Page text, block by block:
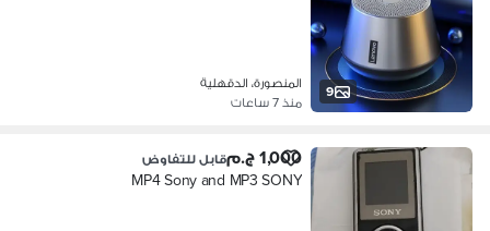
9
المنصورة، الدقهلية
منذ 7 ساعات
1,000 ج.م قابل للتفاوض
MP4 Sony and MP3 SONY